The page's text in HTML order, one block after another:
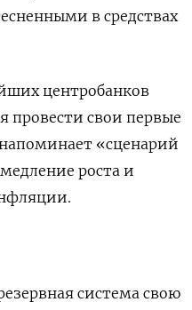
в средствах
центробанков
провести свои первые
«сценарий
роста и
система свою